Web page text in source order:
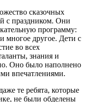
сказочных
с праздником. Они
программу:
многое другое. Дети с
во всех
знания и
Оно было наполнено
впечатлениями.
те ребята, которые
не были обделены